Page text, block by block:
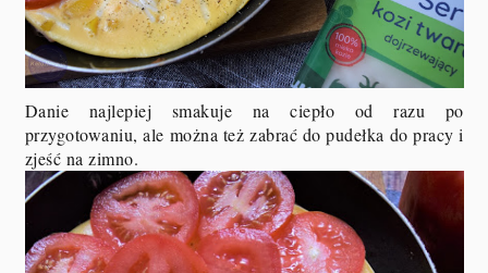
Danie najlepiej smakuje na ciepło od razu po
przygotowaniu, ale można też zabrać do pudełka do pracy i
zjeść na zimno.